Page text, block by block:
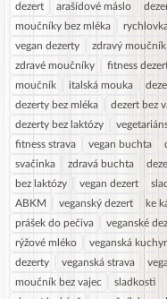
dezert arašídové máslo
moučníky bez mléka
vegan dezerty
zdravý moučník
zdravé moučníky
fitness
moučník
italská mouka
dezerty bez mléka
dezert bez
dezerty bez laktózy
fitness strava
vegan buchta
svačinka
zdravá buchta
bez laktózy
vegan dezert
ABKM
veganský dezert ke
prášek do pečiva
veganské
rýžové mléko
veganská
dezerty
veganská strava
moučník bez vajec
sladkosti